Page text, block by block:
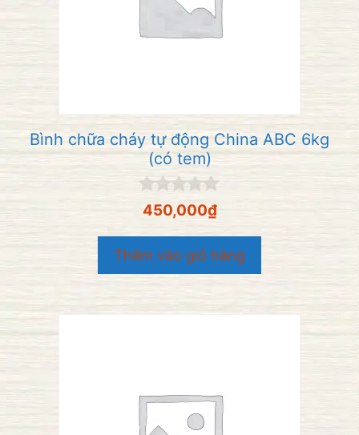
Bình chữa cháy tự động China ABC 6kg
(có tem)
0
g
o
à
i
450,000₫
Thêm vào giỏ hàng